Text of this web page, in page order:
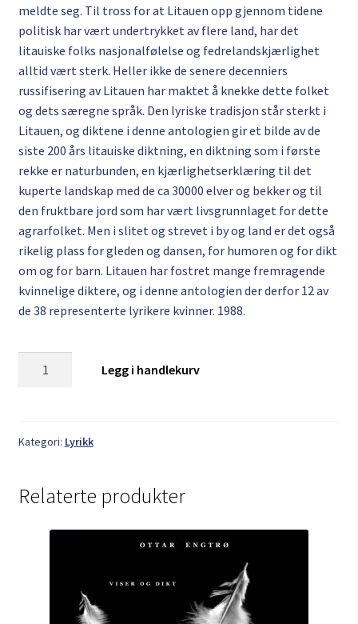
meldte seg. Til tross for at Litauen opp gjennom tidene
politisk har vært undertrykket av flere land, har det
litauiske folks nasjonalfølelse og fedrelandskjærlighet
alltid vært sterk. Heller ikke de senere decenniers
russifisering av Litauen har maktet å knekke dette folket
og dets særegne språk. Den lyriske tradisjon står sterkt i
Litauen, og diktene i denne antologien gir et bilde av de
siste 200 års litauiske diktning, en diktning som i første
rekke er naturbunden, en kjærlighetserklæring til det
kuperte landskap med de ca 30000 elver og bekker og til
den fruktbare jord som har vært livsgrunnlaget for dette
agrarfolket. Men i slitet og strevet i by og land er det også
rikelig plass for gleden og dansen, for humoren og for dikt
om og for barn. Litauen har fostret mange fremragende
kvinnelige diktere, og i denne antologien der derfor 12 av
de 38 representerte lyrikere kvinner. 1988.
Legg i handlekurv
Kategori: Lyrikk
Relaterte produkter